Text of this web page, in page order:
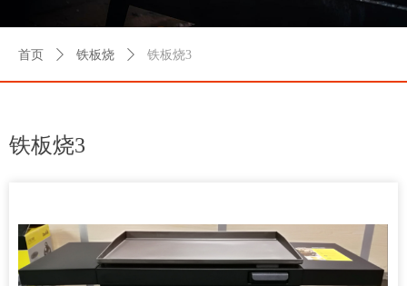
首页 ꄲ 铁板烧 ꄲ 铁板烧3
铁板烧3